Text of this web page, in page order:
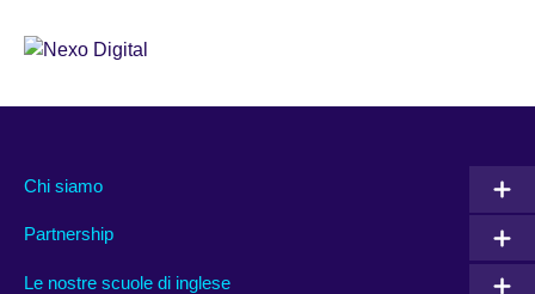
Chi siamo
Partnership
Le nostre scuole di inglese